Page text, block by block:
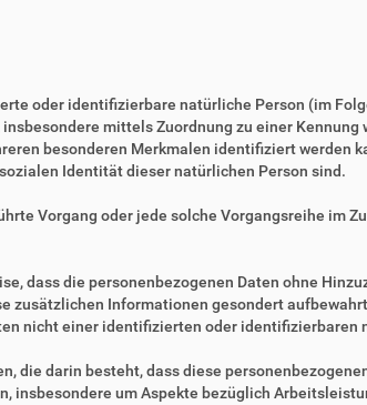
oder identifizierbare natürliche Person (im
mittels Zuordnung zu einer Kennung
besonderen Merkmalen identifiziert werden
Identität dieser natürlichen Person sind.
Vorgang oder jede solche Vorgangsreihe im
dass die personenbezogenen Daten ohne
zusätzlichen Informationen gesondert
nicht einer identifizierten oder identifizierbaren
die darin besteht, dass diese
insbesondere um Aspekte bezüglich